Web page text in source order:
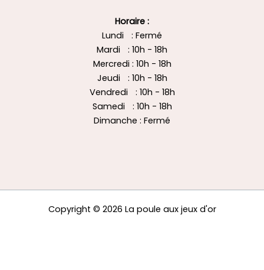
Horaire :
Lundi : Fermé
Mardi : 10h - 18h
Mercredi : 10h - 18h
Jeudi : 10h - 18h
Vendredi : 10h - 18h
Samedi : 10h - 18h
Dimanche : Fermé
Copyright © 2026 La poule aux jeux d'or